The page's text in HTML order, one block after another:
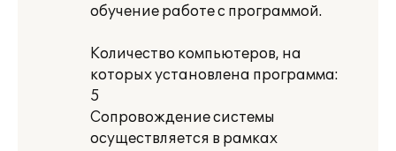
обучение работе с программой.
Количество компьютеров, на
которых установлена программа:
5
Сопровождение системы
осуществляется в рамках